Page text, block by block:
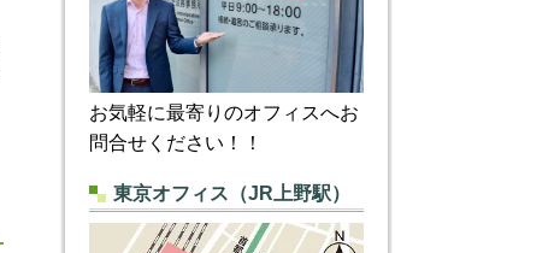
お気軽に最寄りのオフィスへお
問合せください！！
東京オフィス（JR上野駅）